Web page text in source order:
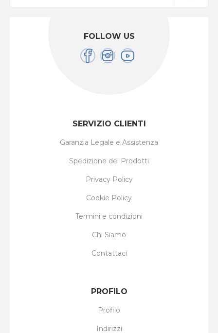
FOLLOW US
SERVIZIO CLIENTI
Garanzia Legale e Assistenza
Spedizione dei Prodotti
Privacy Policy
Cookie Policy
Termini e condizioni
Chi Siamo
Contattaci
PROFILO
Profilo
Indirizzi